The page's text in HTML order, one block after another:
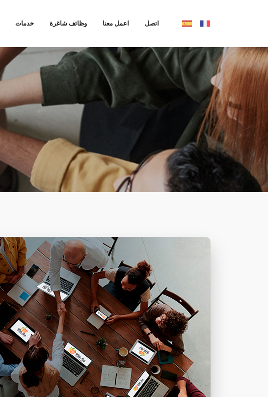
خدمات وظائف شاغرة اعمل معنا اتصل